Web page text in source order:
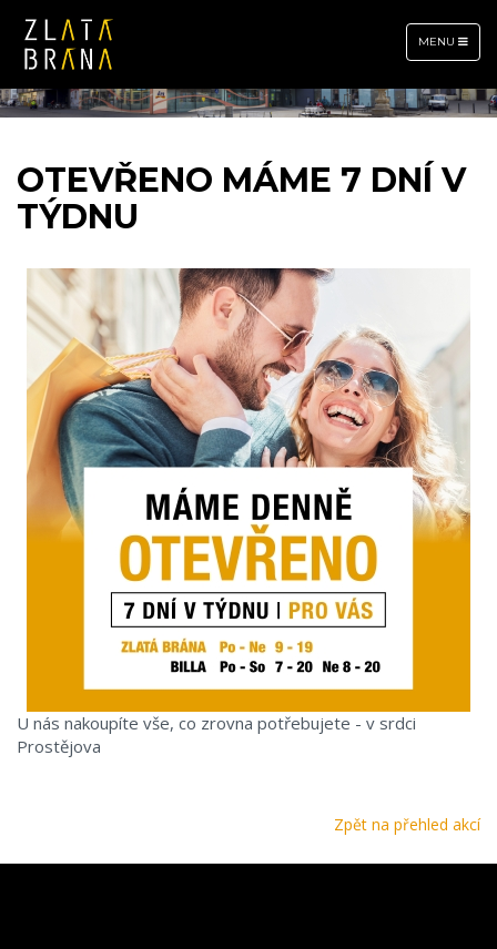
TOGGLE
NAVIGATION
MENU
OTEVŘENO MÁME 7 DNÍ V
TÝDNU
U nás nakoupíte vše, co zrovna potřebujete - v srdci
Prostějova
Zpět na přehled akcí